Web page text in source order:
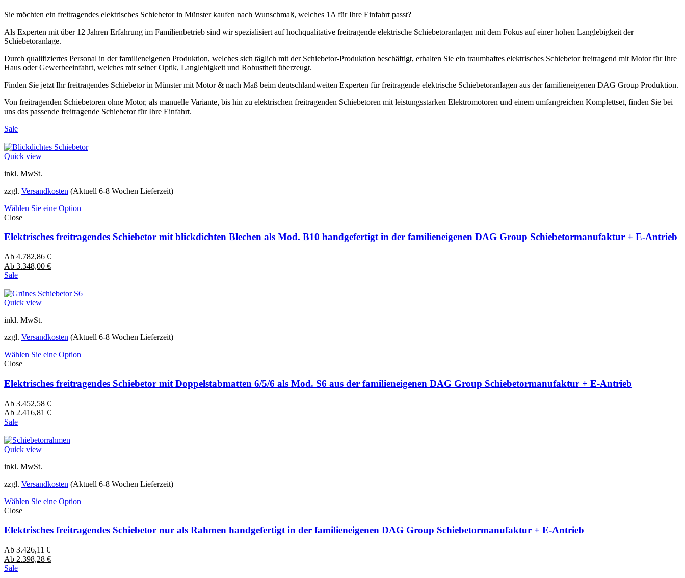
Sie möchten ein freitragendes elektrisches Schiebetor in Münster kaufen nach Wunschmaß, welches 1A für Ihre Einfahrt passt?
Als Experten mit über 12 Jahren Erfahrung im Familienbetrieb sind wir spezialisiert auf hochqualitative freitragende elektrische Schiebetoranlagen mit dem Fokus auf einer hohen Langlebigkeit der
Schiebetoranlage.
Durch qualifiziertes Personal in der familieneigenen Produktion, welches sich täglich mit der Schiebetor-Produktion beschäftigt, erhalten Sie ein traumhaftes elektrisches Schiebetor freitragend mit Motor für Ihre
Haus oder Gewerbeeinfahrt, welches mit seiner Optik, Langlebigkeit und Robustheit überzeugt.
Finden Sie jetzt Ihr freitragendes Schiebetor in Münster mit Motor & nach Maß beim deutschlandweiten Experten für freitragende elektrische Schiebetoranlagen aus der familieneigenen DAG Group Produktion.
Von freitragenden Schiebetoren ohne Motor, als manuelle Variante, bis hin zu elektrischen freitragenden Schiebetoren mit leistungsstarken Elektromotoren und einem umfangreichen Komplettset, finden Sie bei
uns das passende freitragende Schiebetor für Ihre Einfahrt.
Sale
Quick view
inkl. MwSt.
zzgl. Versandkosten (Aktuell 6-8 Wochen Lieferzeit)
Wählen Sie eine Option
Close
Elektrisches freitragendes Schiebetor mit blickdichten Blechen als Mod. B10 handgefertigt in der familieneigenen DAG Group Schiebetormanufaktur + E-Antrieb
Ab4.782,86€
Ab 3.348,00 €
Sale
Quick view
inkl. MwSt.
zzgl. Versandkosten (Aktuell 6-8 Wochen Lieferzeit)
Wählen Sie eine Option
Close
Elektrisches freitragendes Schiebetor mit Doppelstabmatten 6/5/6 als Mod. S6 aus der familieneigenen DAG Group Schiebetormanufaktur + E-Antrieb
Ab3.452,58€
Ab 2.416,81 €
Sale
Quick view
inkl. MwSt.
zzgl. Versandkosten (Aktuell 6-8 Wochen Lieferzeit)
Wählen Sie eine Option
Close
Elektrisches freitragendes Schiebetor nur als Rahmen handgefertigt in der familieneigenen DAG Group Schiebetormanufaktur + E-Antrieb
Ab3.426,11€
Ab 2.398,28 €
Sale